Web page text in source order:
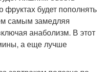
фруктах будет пополнять
самым замедляя
анаболизм. В этот
а еще лучше